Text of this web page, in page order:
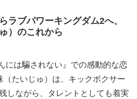
ラブパワーキングダム2へ、
）のこれから
には騙されない』での感動的な恋
たいじゅ）は、キックボクサー
しながら、タレントとしても着実